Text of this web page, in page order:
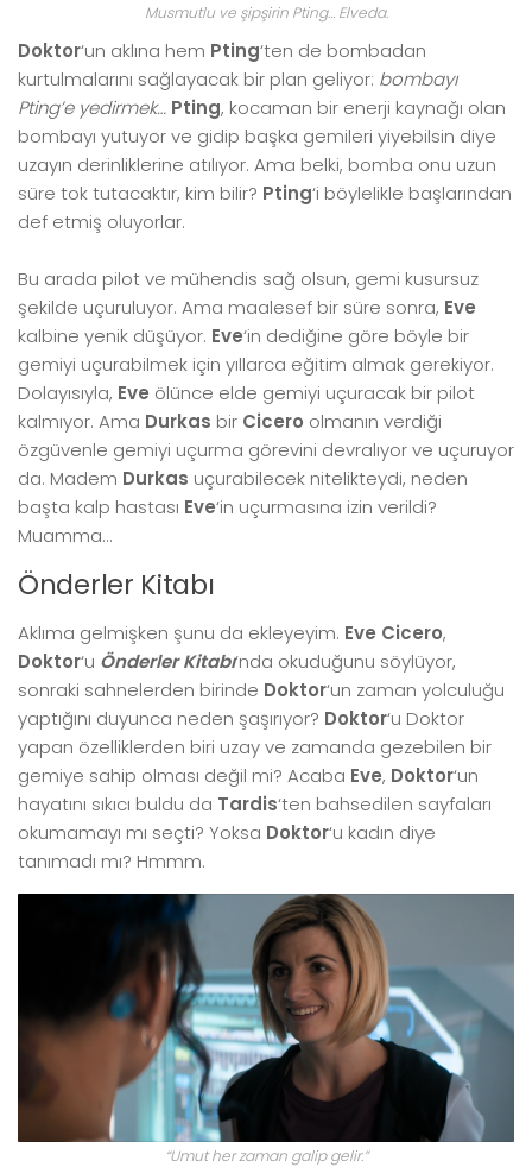
Musmutlu ve şipşirin Pting… Elveda.
Doktor‘un aklına hem Pting‘ten de bombadan
kurtulmalarını sağlayacak bir plan geliyor: bombayı
Pting’e yedirmek… Pting, kocaman bir enerji kaynağı olan
bombayı yutuyor ve gidip başka gemileri yiyebilsin diye
uzayın derinliklerine atılıyor. Ama belki, bomba onu uzun
süre tok tutacaktır, kim bilir? Pting‘i böylelikle başlarından
def etmiş oluyorlar.
Bu arada pilot ve mühendis sağ olsun, gemi kusursuz
şekilde uçuruluyor. Ama maalesef bir süre sonra, Eve
kalbine yenik düşüyor. Eve‘in dediğine göre böyle bir
gemiyi uçurabilmek için yıllarca eğitim almak gerekiyor.
Dolayısıyla, Eve ölünce elde gemiyi uçuracak bir pilot
kalmıyor. Ama Durkas bir Cicero olmanın verdiği
özgüvenle gemiyi uçurma görevini devralıyor ve uçuruyor
da. Madem Durkas uçurabilecek nitelikteydi, neden
başta kalp hastası Eve‘in uçurmasına izin verildi?
Muamma…
Önderler Kitabı
Aklıma gelmişken şunu da ekleyeyim. Eve Cicero,
Doktor‘u Önderler Kitabı‘nda okuduğunu söylüyor,
sonraki sahnelerden birinde Doktor‘un zaman yolculuğu
yaptığını duyunca neden şaşırıyor? Doktor‘u Doktor
yapan özelliklerden biri uzay ve zamanda gezebilen bir
gemiye sahip olması değil mi? Acaba Eve, Doktor‘un
hayatını sıkıcı buldu da Tardis‘ten bahsedilen sayfaları
okumamayı mı seçti? Yoksa Doktor‘u kadın diye
tanımadı mı? Hmmm.
“Umut her zaman galip gelir.”